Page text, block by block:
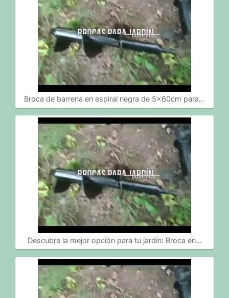
Broca de barrena en espiral negra de 5x60cm para…
Descubre la mejor opción para tu jardín: Broca en…